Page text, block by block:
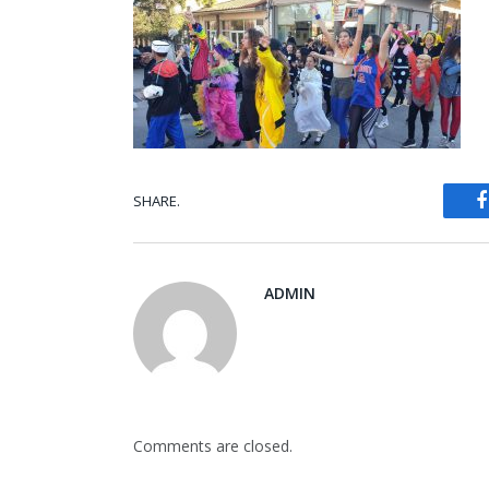
SHARE.
ADMIN
Comments are closed.